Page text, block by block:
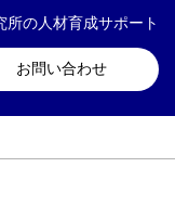
の人材育成サポート
お問い合わせ